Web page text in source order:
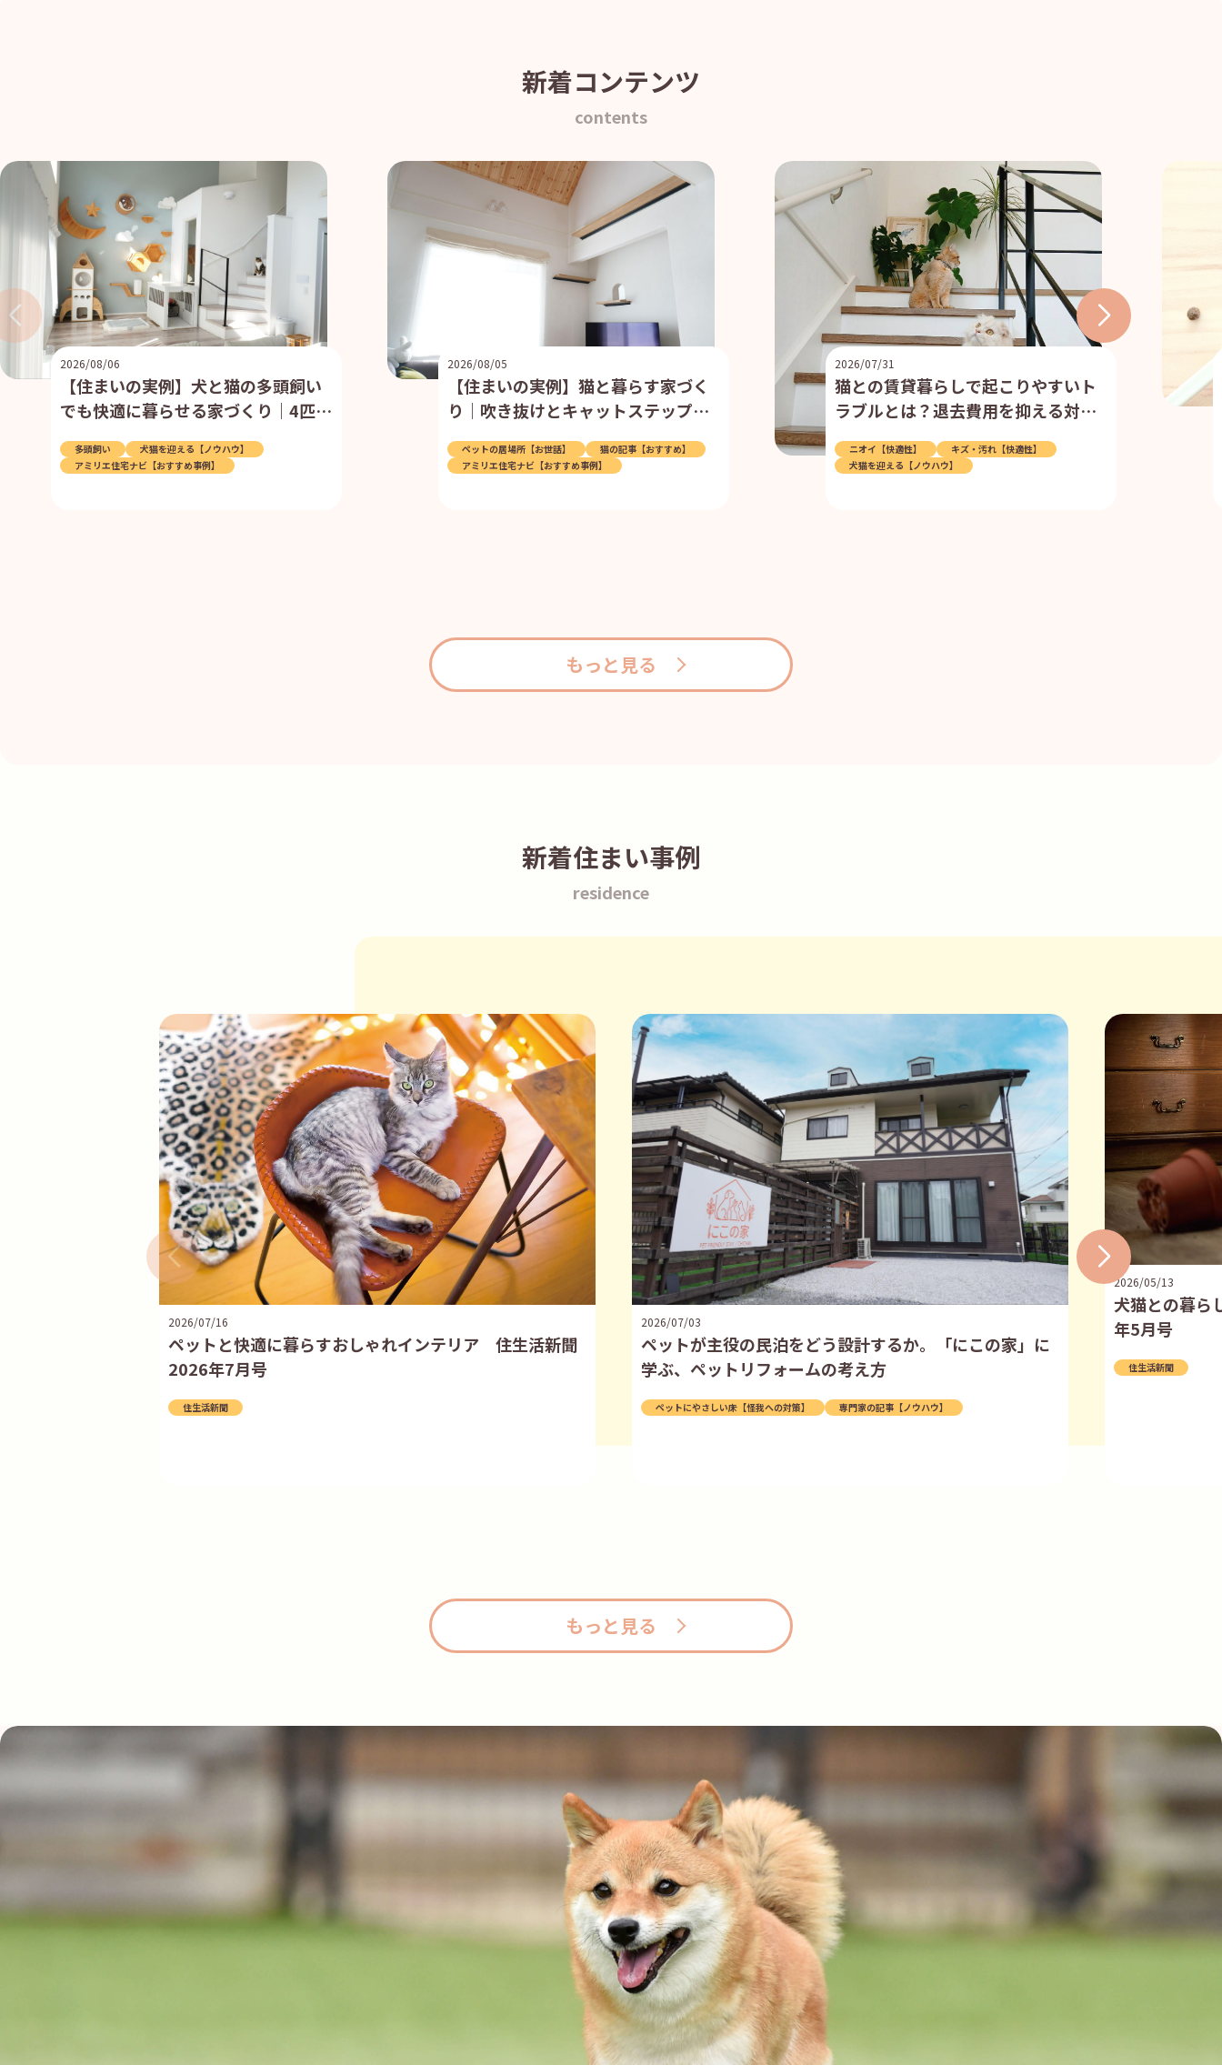
新着コンテンツ
contents
【住まいの実例】犬と猫の多頭飼い
でも快適に暮らせる家づくり｜4匹と
多頭飼い
犬猫を迎える【ノウハウ】
アミリエ住宅ナビ【おすすめ事例】
2026/08/06
【住まいの実例】猫と暮らす家づく
り｜吹き抜けとキャットステップで
ペットの居場所【お世話】
猫の記事【おすすめ】
アミリエ住宅ナビ【おすすめ事例】
2026/08/05
猫との賃貸暮らしで起こりやすいト
ラブルとは？退去費用を抑える対策
ニオイ【快適性】
キズ・汚れ【快適性】
犬猫を迎える【ノウハウ】
2026/07/31
もっと見る
新着住まい事例
residence
ペットと快適に暮らすおしゃれインテリア 住生活新聞
2026年7月号
住生活新聞
2026/07/16
ペットが主役の民泊をどう設計するか。「にこの家」に
学ぶ、ペットリフォームの考え方
ペットにやさしい床【怪我への対策】 専門家の記事【ノウハウ】
2026/07/03
犬猫との暮
年5月号
住生活新聞
2026/05/13
もっと見る